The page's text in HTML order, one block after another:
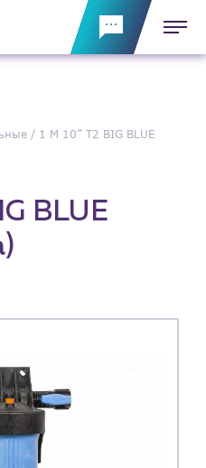
1 М 10” Т2 BIG BLUE
BLUE